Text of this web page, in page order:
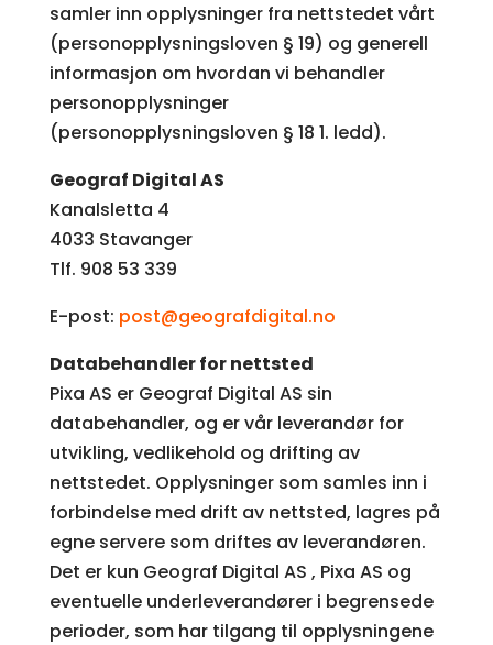
samler inn opplysninger fra nettstedet vårt
(personopplysningsloven § 19) og generell
informasjon om hvordan vi behandler
personopplysninger
(personopplysningsloven § 18 1. ledd).
Geograf Digital AS
Kanalsletta 4
4033 Stavanger
Tlf. 908 53 339
E-post: post@geografdigital.no
Databehandler for nettsted
Pixa AS er Geograf Digital AS sin
databehandler, og er vår leverandør for
utvikling, vedlikehold og drifting av
nettstedet. Opplysninger som samles inn i
forbindelse med drift av nettsted, lagres på
egne servere som driftes av leverandøren.
Det er kun Geograf Digital AS , Pixa AS og
eventuelle underleverandører i begrensede
perioder, som har tilgang til opplysningene